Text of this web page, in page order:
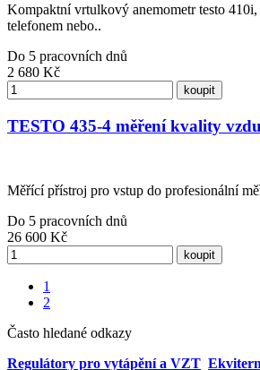
Kompaktní vrtulkový anemometr testo
telefonem nebo..
Do 5 pracovních dnů
2 680 Kč
koupit
TESTO 435-4 měření kvality
Měřící přístroj pro vstup do profesionální
Do 5 pracovních dnů
26 600 Kč
koupit
1
2
Často hledané odkazy
Regulátory pro vytápění a VZT